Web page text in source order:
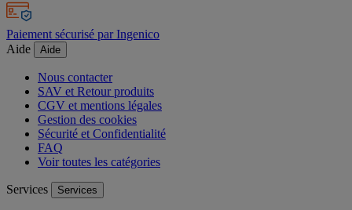
Paiement sécurisé par Ingenico
Aide
Aide
Nous contacter
SAV et Retour produits
CGV et mentions légales
Gestion des cookies
Sécurité et Confidentialité
FAQ
Voir toutes les catégories
Services Services